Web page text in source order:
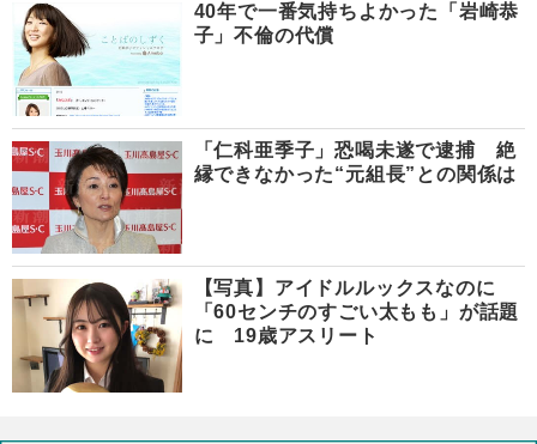
40年で一番気持ちよかった「岩崎恭
子」不倫の代償
「仁科亜季子」恐喝未遂で逮捕 絶
縁できなかった“元組長”との関係は
【写真】アイドルルックスなのに
「60センチのすごい太もも」が話題
に 19歳アスリート